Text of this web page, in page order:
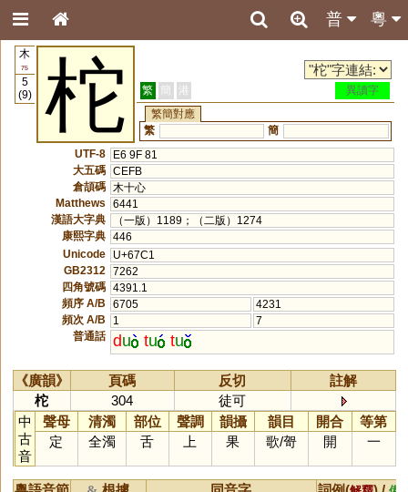
粵
普
木
75
5
(9)
柁 繁 簡 港
異讀字
繁簡對應
繁
簡
UTF-8
E6 9F 81
大五碼 CEFB
倉頡碼
木十心
Matthews
6441
漢語大字典
（一版）1189；（二版）1274
康熙字典 446
Unicode
U+67C1
GB2312
7262
四角號碼 4391.1
頻序 A/B
6705
4231
頻次 A/B
1
7
普通話 du tu tu
《廣韻》 頁碼 反切
註解
柁
304
徒可
中
古
音
聲母 清濁 部位 聲調 韻攝 韻目 開合
等第
定
全濁 舌 上 果 歌/哿 開 一